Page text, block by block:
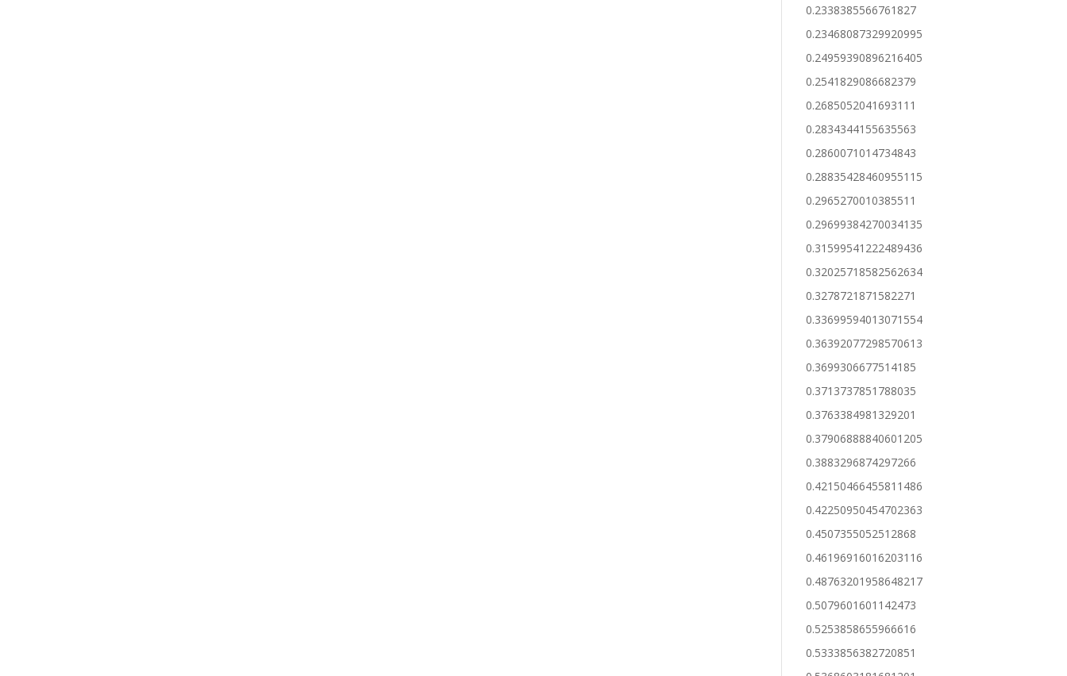
0.2338385566761827
0.23468087329920995
0.24959390896216405
0.2541829086682379
0.2685052041693111
0.2834344155635563
0.2860071014734843
0.28835428460955115
0.2965270010385511
0.29699384270034135
0.31599541222489436
0.32025718582562634
0.3278721871582271
0.33699594013071554
0.36392077298570613
0.3699306677514185
0.3713737851788035
0.3763384981329201
0.37906888840601205
0.3883296874297266
0.42150466455811486
0.42250950454702363
0.4507355052512868
0.46196916016203116
0.48763201958648217
0.5079601601142473
0.5253858655966616
0.5333856382720851